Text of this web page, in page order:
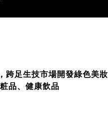
跨足生技市場開發綠色美妝
品、健康飲品